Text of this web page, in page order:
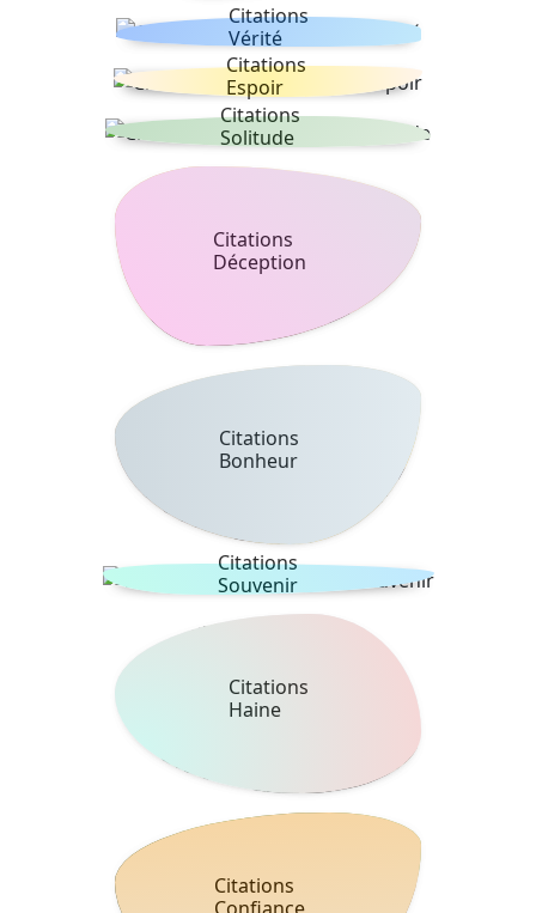
Citations
Vérité
Citations
Espoir
Citations
Solitude
Citations
Déception
Citations
Bonheur
Citations
Souvenir
Citations
Haine
Citations
Confiance